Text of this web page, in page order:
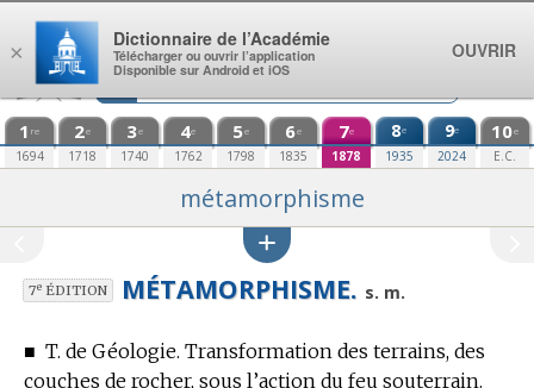
Aller au contenu
1 re
1694
2e
1718
3e
1740
4e
1762
5e
1798
6e
1835
7e
1878
8e
1935
9e
2024
10e
E.C.
métamorphisme
7eÉDITION MÉTAMORPHISME. s. m.
■ T. de Géologie. Transformation des terrains, des
couches de rocher, sous l’action du feu souterrain.
×
Dictionnaire de l’Académie
Télécharger ou ouvrir l’application
Disponible sur Android et iOS
OUVRIR